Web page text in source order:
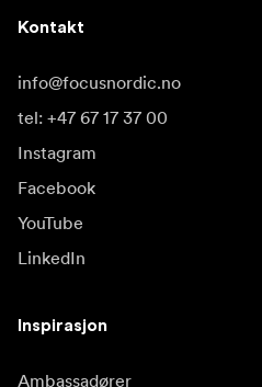
Kontakt
info@focusnordic.no
tel: +47 67 17 37 00
Instagram
Facebook
YouTube
LinkedIn
Inspirasjon
Ambassadører